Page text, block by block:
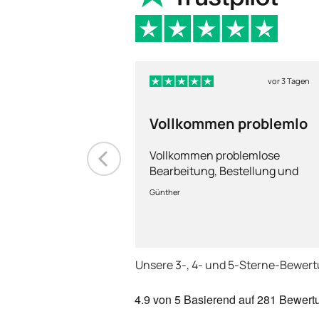
vor 3 Tagen
Vollkommen problemlo
Vollkommen problemlose
Bearbeitung, Bestellung und
Lieferung
Günther
Unsere 3-, 4- und 5-Sterne-
4.9 von 5 Basierend auf281